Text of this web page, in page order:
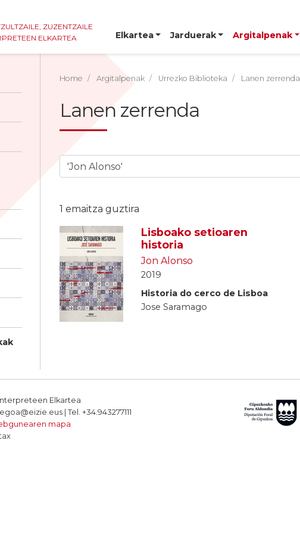
ZUZENTZAILE
ELKARTEA
Elkartea Jarduerak Argitalpenak
Home Argitalpenak Urrezko Biblioteka Lanen zerrenda
Lanen zerrenda
1 emaitza guztira
Lisboako setioaren
historia
Jon Alonso
2019
Historia do cerco de Lisboa
Jose Saramago
Elkartea
| Tel. +34.943277111
mapa